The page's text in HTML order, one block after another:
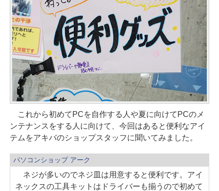
これから初めてPCを自作する人や夏に向けてPCのメ
ンテナンスをする人に向けて、今回はあると便利なアイ
テムをアキバのショップスタッフに聞いてみました。
パソコンショップ アーク
ネジが多いのでネジ皿は用意すると便利です。アイ
ネックスの工具キットはドライバーも揃うので初めて